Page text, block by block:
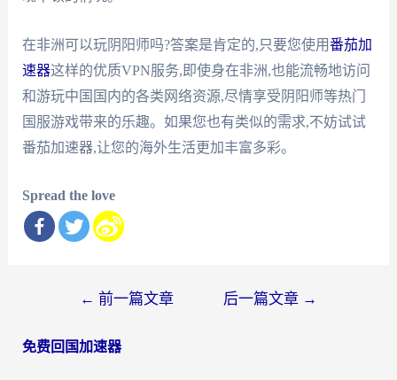
在非洲可以玩阴阳师吗?答案是肯定的,只要您使用番茄加
速器这样的优质VPN服务,即使身在非洲,也能流畅地访问
和游玩中国国内的各类网络资源,尽情享受阴阳师等热门
国服游戏带来的乐趣。如果您也有类似的需求,不妨试试
番茄加速器,让您的海外生活更加丰富多彩。
Spread the love
导
← 前一篇文章 后一篇文章 →
免费回国加速器